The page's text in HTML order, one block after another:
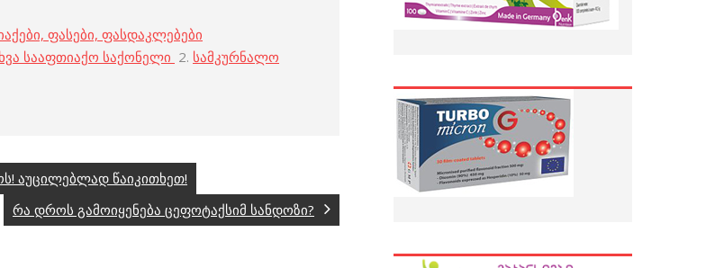
ფასები, ფასდაკლებები
სააფთიაქო საქონელი 2. სამკურნალო
აუცილებლად წაიკითხეთ!
რა დროს გამოიყენება ცეფოტაქსიმ სანდოზი?